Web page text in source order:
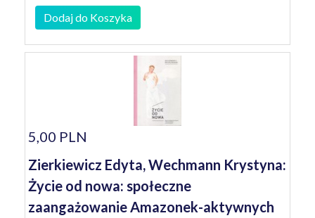
Dodaj do Koszyka
5,00 PLN
Zierkiewicz Edyta, Wechmann Krystyna:
Życie od nowa: społeczne
zaangażowanie Amazonek-aktywnych